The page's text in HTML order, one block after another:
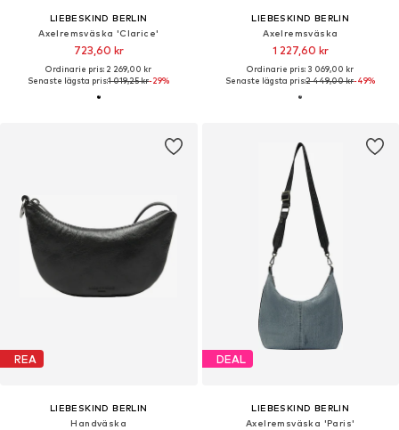
LIEBESKIND BERLIN
Axelremsväska 'Clarice'
723,60 kr
Ordinarie pris: 2 269,00 kr
Senaste lägsta pris:1 019,25 kr-29%
LIEBESKIND BERLIN
Axelremsväska
1 227,60 kr
Ordinarie pris: 3 069,00 kr
Senaste lägsta pris:2 449,00 kr-49%
REA
LIEBESKIND BERLIN
Handväska
DEAL
LIEBESKIND BERLIN
Axelremsväska 'Paris'